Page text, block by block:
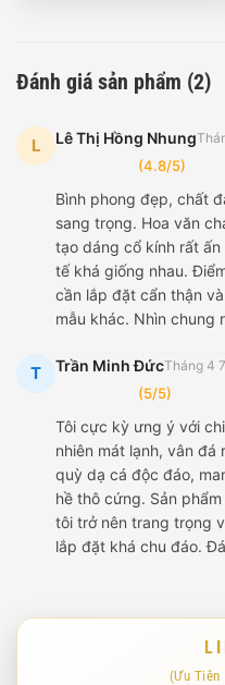
Đánh giá sản phẩm (2)
L Lê Thị Hồng Nhung
(4.8/5)
Bình phong đẹp, chất
sang trọng. Hoa văn
tạo dáng cổ kính rất
tế khá giống nhau.
cần lắp đặt cẩn thận
mẫu khác. Nhìn chung
T Trần Minh ĐứcTháng 4
(5/5)
Tôi cực kỳ ưng ý với
nhiên mát lạnh, vân
quỳ dạ cá độc đáo,
hề thô cứng. Sản
tôi trở nên trang trọng
lắp đặt khá chu đáo.
(Ưu Tiên